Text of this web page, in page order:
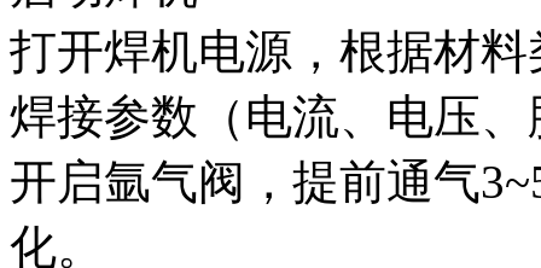
打开焊机电源，根据材
焊接参数（电流、电压
开启氩气阀，提前通气
化。